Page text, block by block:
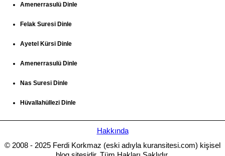
Amenerrasulü Dinle
Felak Suresi Dinle
Ayetel Kürsi Dinle
Amenerrasulü Dinle
Nas Suresi Dinle
Hüvallahüllezi Dinle
Hakkında
© 2008 - 2025 Ferdi Korkmaz (eski adıyla kuransitesi.com) kişisel